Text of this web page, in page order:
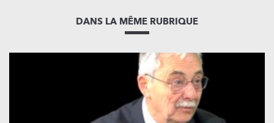
DANS LA MÊME RUBRIQUE